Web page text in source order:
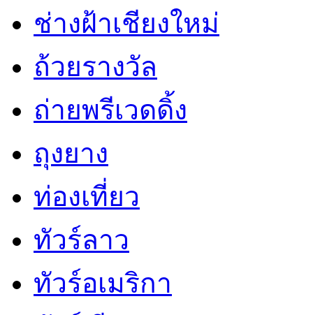
ช่างฝ้าเชียงใหม่
ถ้วยรางวัล
ถ่ายพรีเวดดิ้ง
ถุงยาง
ท่องเที่ยว
ทัวร์ลาว
ทัวร์อเมริกา